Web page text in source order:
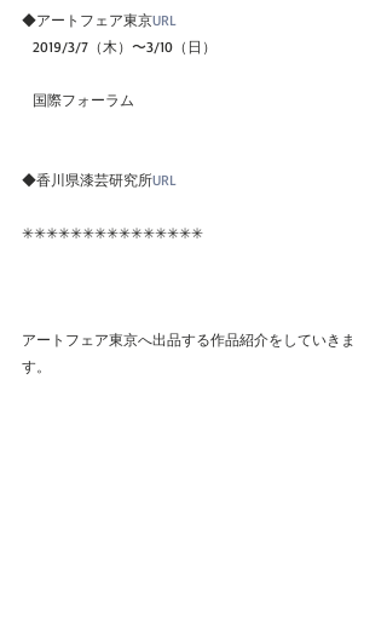
◆アートフェア東京URL
   2019/3/7（木）〜3/10（日）
   国際フォーラム
◆香川県漆芸研究所URL
✳︎✳︎✳︎✳︎✳︎✳︎✳︎✳︎✳︎✳︎✳︎✳︎✳︎✳︎✳︎
アートフェア東京へ出品する作品紹介をしていきま
す。